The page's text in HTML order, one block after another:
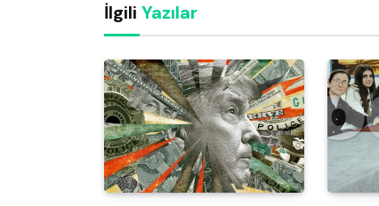
İlgili Yazılar